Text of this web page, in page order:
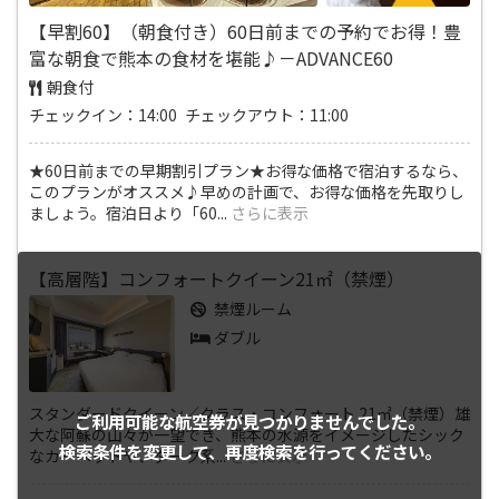
【早割60】（朝食付き）60日前までの予約でお得！豊
富な朝食で熊本の食材を堪能♪－ADVANCE60
朝食付
チェックイン：14:00 チェックアウト：11:00
★60日前までの早期割引プラン★お得な価格で宿泊するなら、
このプランがオススメ♪早めの計画で、お得な価格を先取りし
ましょう。宿泊日より「60... さらに表示
ご利用可能な航空券が見つかりませんでした。
検索条件を変更して、 再度検索を行ってください。
【高層階】コンフォートクイーン21㎡（禁煙）
禁煙ルーム
ダブル
スタンダードクイーン／クラス・コンフォート 21㎡（禁煙）雄
大な阿蘇の山々が一望でき、熊本の水源をイメージしたシック
なカーペットや、ダーク系...さらに表示